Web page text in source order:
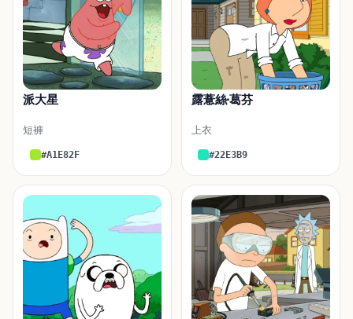
派大星
短褲
#A1E82F
露薏絲·葛芬
上衣
#22E3B9